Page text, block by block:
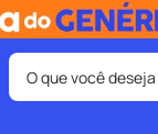
O que você deseja